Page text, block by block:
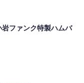
岩ファンク特製ハムバ